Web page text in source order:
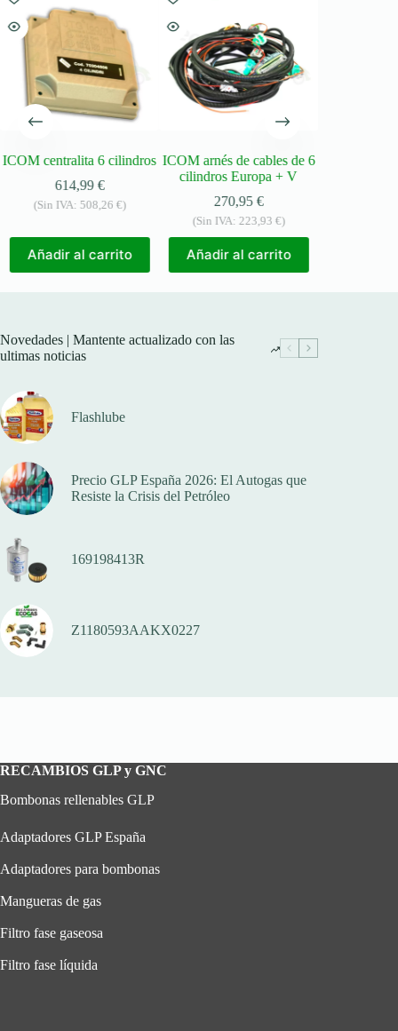
ICOM centralita 6 cilindros
614,99 €
(Sin IVA: 508,26 €)
Añadir al carrito
ICOM arnés de cables de 6
cilindros Europa + V
270,95 €
(Sin IVA: 223,93 €)
Añadir al carrito
Novedades | Mantente actualizado con las
ultimas noticias
Flashlube
Precio GLP España 2026: El Autogas que
Resiste la Crisis del Petróleo
169198413R
Z1180593AAKX0227
RECAMBIOS GLP y GNC
Bombonas rellenables GLP
Adaptadores GLP España
Adaptadores para bombonas
Mangueras de gas
Filtro fase gaseosa
Filtro fase líquida